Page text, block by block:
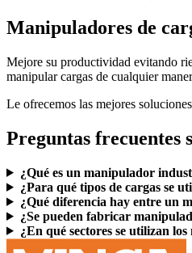
Manipuladores de
Mejore su productividad evitando
manipular cargas de cualquier
Le ofrecemos las mejores
Preguntas frecuentes
¿Qué es un manipulador
¿Para qué tipos de cargas se
¿Qué diferencia hay entre un
¿Se pueden fabricar
¿En qué sectores se utilizan